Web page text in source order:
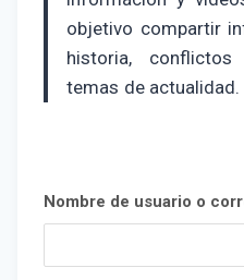
objetivo compartir
historia,
temas de actualidad.
Nombre de usuario o